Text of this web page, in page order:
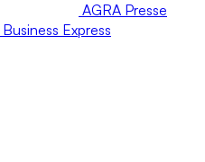
AGRA Presse
Business Express